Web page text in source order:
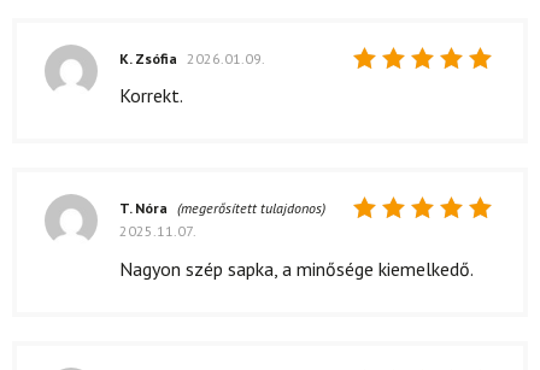
K. Zsófia 2026.01.09.
Korrekt.
5/ 5
T. Nóra (megerősített tulajdonos)
2025.11.07.
Nagyon szép sapka, a minősége kiemelkedő.